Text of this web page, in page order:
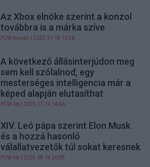
Az Xbox elnöke szerint a konzol
továbbra is a márka szíve
PCW.master | 2025.11.18 10:26
A következő állásinterjúdon meg
sem kell szólalnod, egy
mesterséges intelligencia már a
képed alapján elutasíthat
PCW.lite | 2025.11.14 14:56
XIV. Leó pápa szerint Elon Musk
és a hozzá hasonló
válallatvezetők túl sokat keresnek
PCW.lite | 2025.09.14 20:29